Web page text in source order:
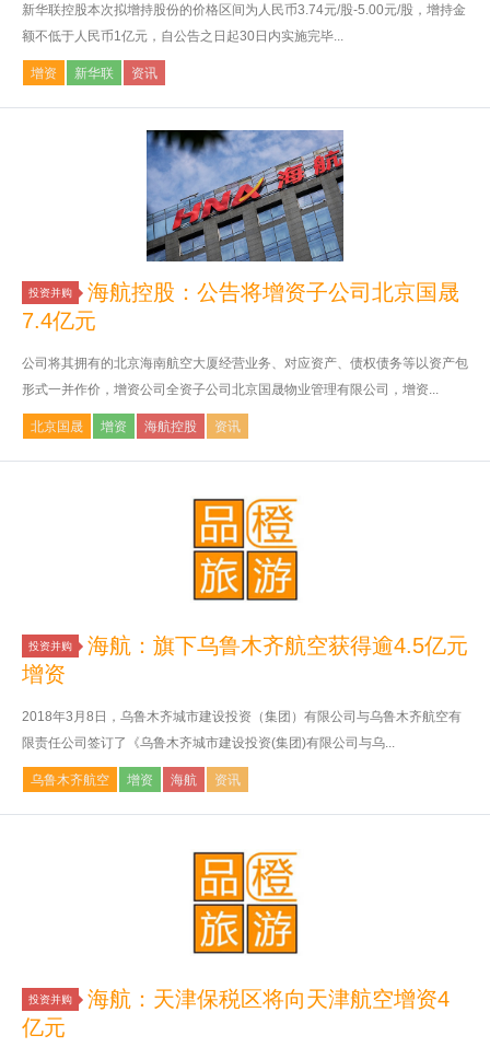
新华联控股本次拟增持股份的价格区间为人民币3.74元/股-5.00元/股，增持金
额不低于人民币1亿元，自公告之日起30日内实施完毕...
增资 新华联 资讯
投资并购
海航控股：公告将增资子公司北京国晟
7.4亿元
公司将其拥有的北京海南航空大厦经营业务、对应资产、债权债务等以资产包
形式一并作价，增资公司全资子公司北京国晟物业管理有限公司，增资...
北京国晟 增资 海航控股 资讯
投资并购
海航：旗下乌鲁木齐航空获得逾4.5亿元
增资
2018年3月8日，乌鲁木齐城市建设投资（集团）有限公司与乌鲁木齐航空有
限责任公司签订了《乌鲁木齐城市建设投资(集团)有限公司与乌...
乌鲁木齐航空 增资 海航 资讯
投资并购
海航：天津保税区将向天津航空增资4
亿元